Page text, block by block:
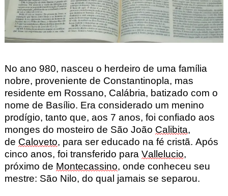
No ano 980, nasceu o herdeiro de uma família
nobre, proveniente de Constantinopla, mas
residente em Rossano, Calábria, batizado com o
nome de Basílio. Era considerado um menino
prodígio, tanto que, aos 7 anos, foi confiado aos
monges do mosteiro de São João Calibita,
de Caloveto, para ser educado na fé cristã. Após
cinco anos, foi transferido para Vallelucio,
próximo de Montecassino, onde conheceu seu
mestre: São Nilo, do qual jamais se separou.